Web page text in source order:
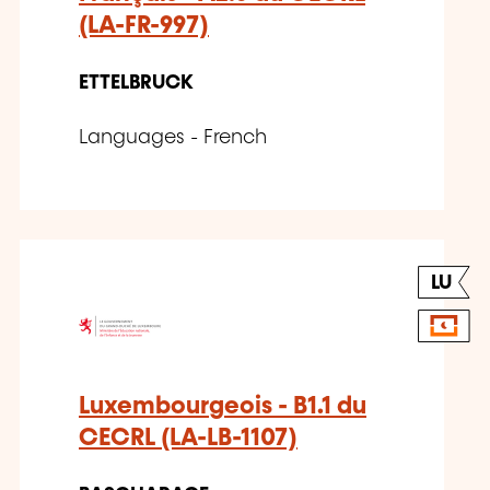
(LA-FR-997)
ETTELBRUCK
Languages - French
LU
Luxembourgeois - B1.1 du
CECRL (LA-LB-1107)